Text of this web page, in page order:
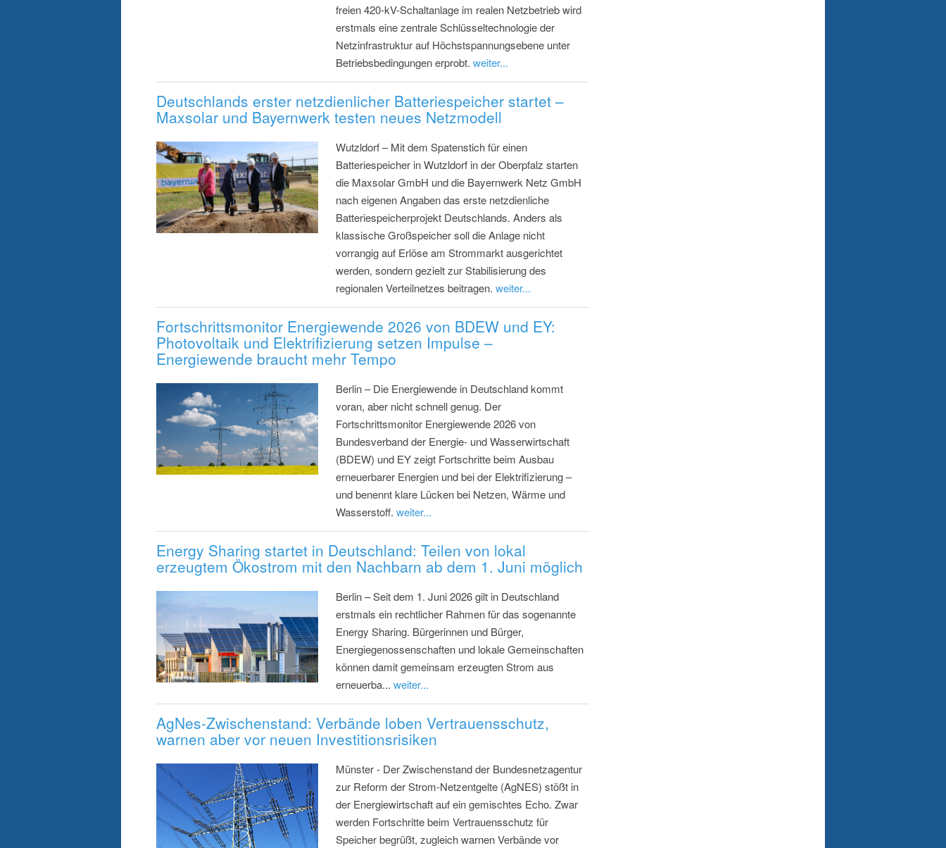
freien 420-kV-Schaltanlage im realen Netzbetrieb wird
erstmals eine zentrale Schlüsseltechnologie der
Netzinfrastruktur auf Höchstspannungsebene unter
Betriebsbedingungen erprobt. weiter...
Deutschlands erster netzdienlicher Batteriespeicher startet –
Maxsolar und Bayernwerk testen neues Netzmodell
Wutzldorf – Mit dem Spatenstich für einen
Batteriespeicher in Wutzldorf in der Oberpfalz starten
die Maxsolar GmbH und die Bayernwerk Netz GmbH
nach eigenen Angaben das erste netzdienliche
Batteriespeicherprojekt Deutschlands. Anders als
klassische Großspeicher soll die Anlage nicht
vorrangig auf Erlöse am Strommarkt ausgerichtet
werden, sondern gezielt zur Stabilisierung des
regionalen Verteilnetzes beitragen. weiter...
Fortschrittsmonitor Energiewende 2026 von BDEW und EY:
Photovoltaik und Elektrifizierung setzen Impulse –
Energiewende braucht mehr Tempo
Berlin – Die Energiewende in Deutschland kommt
voran, aber nicht schnell genug. Der
Fortschrittsmonitor Energiewende 2026 von
Bundesverband der Energie- und Wasserwirtschaft
(BDEW) und EY zeigt Fortschritte beim Ausbau
erneuerbarer Energien und bei der Elektrifizierung –
und benennt klare Lücken bei Netzen, Wärme und
Wasserstoff. weiter...
Energy Sharing startet in Deutschland: Teilen von lokal
erzeugtem Ökostrom mit den Nachbarn ab dem 1. Juni möglich
Berlin – Seit dem 1. Juni 2026 gilt in Deutschland
erstmals ein rechtlicher Rahmen für das sogenannte
Energy Sharing. Bürgerinnen und Bürger,
Energiegenossenschaften und lokale Gemeinschaften
können damit gemeinsam erzeugten Strom aus
erneuerba... weiter...
AgNes-Zwischenstand: Verbände loben Vertrauensschutz,
warnen aber vor neuen Investitionsrisiken
Münster - Der Zwischenstand der Bundesnetzagentur
zur Reform der Strom-Netzentgelte (AgNES) stößt in
der Energiewirtschaft auf ein gemischtes Echo. Zwar
werden Fortschritte beim Vertrauensschutz für
Speicher begrüßt, zugleich warnen Verbände vor